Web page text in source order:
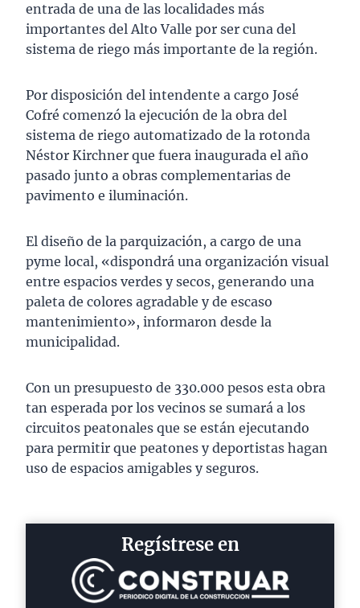
entrada de una de las localidades más
importantes del Alto Valle por ser cuna del
sistema de riego más importante de la región.
Por disposición del intendente a cargo José
Cofré comenzó la ejecución de la obra del
sistema de riego automatizado de la rotonda
Néstor Kirchner que fuera inaugurada el año
pasado junto a obras complementarias de
pavimento e iluminación.
El diseño de la parquización, a cargo de una
pyme local, «dispondrá una organización visual
entre espacios verdes y secos, generando una
paleta de colores agradable y de escaso
mantenimiento», informaron desde la
municipalidad.
Con un presupuesto de 330.000 pesos esta obra
tan esperada por los vecinos se sumará a los
circuitos peatonales que se están ejecutando
para permitir que peatones y deportistas hagan
uso de espacios amigables y seguros.
Regístrese en